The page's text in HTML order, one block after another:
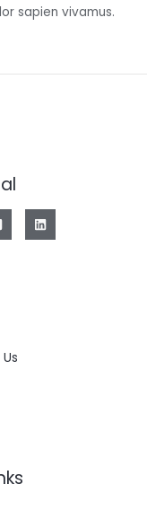
sapien vivamus.